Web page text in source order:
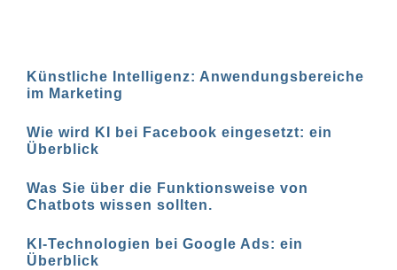
Künstliche Intelligenz: Anwendungsbereiche
im Marketing
Wie wird KI bei Facebook eingesetzt: ein
Überblick
Was Sie über die Funktionsweise von
Chatbots wissen sollten.
KI-Technologien bei Google Ads: ein
Überblick